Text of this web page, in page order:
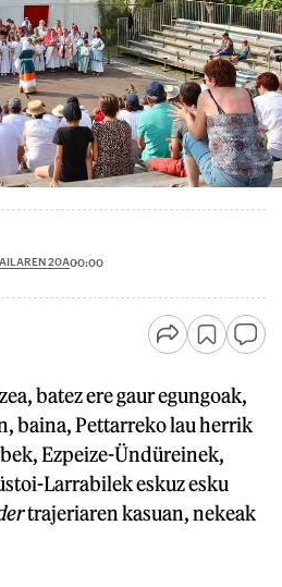
20A00:00
batez ere gaur egungoak,
baina, Pettarreko lau herrik
Ezpeize-Ündüreinek,
Larrabilek eskuz esku
trajeriaren kasuan, nekeak